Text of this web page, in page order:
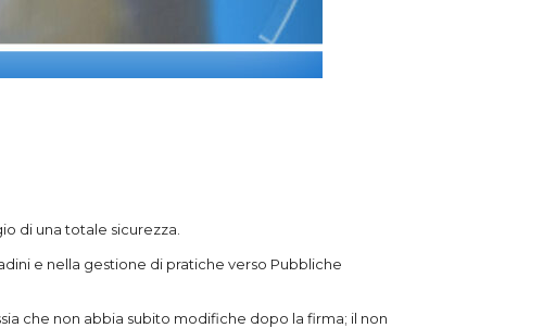
di una totale sicurezza.
e nella gestione di pratiche verso Pubbliche
che non abbia subito modifiche dopo la firma; il non